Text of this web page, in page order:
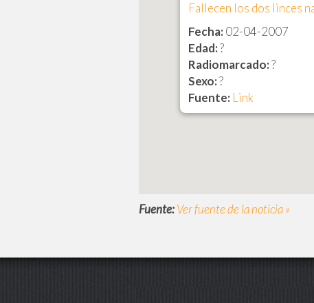
Fallecen los dos linces
Fecha: 02-04-2007
Edad:?
Radiomarcado:?
Sexo:?
Fuente: Link
Fuente:Ver fuente de la noticia »